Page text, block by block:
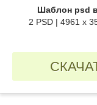
Шаблон psd
2 PSD | 4961 x